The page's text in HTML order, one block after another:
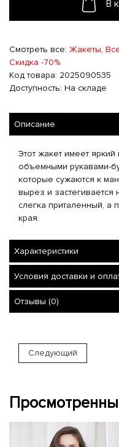
В
Смотреть все: Жакеты,
Скидка -70%
Код товара: 2025090535
Доступность: На складе
Описание
Этот жакет имеет
объемными рукавами-
которые сужаются к
вырез и застегивается
слегка приталенный, а
края.
Характеристики
Условия доставки и
Отзывы (0)
Следующий